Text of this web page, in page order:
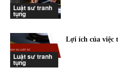
Luật sư tranh
tụng
Luật sư tranh
tụng
Lợi ích của việc